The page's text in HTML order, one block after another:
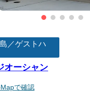
／ゲストハ
オーシャン
で確認